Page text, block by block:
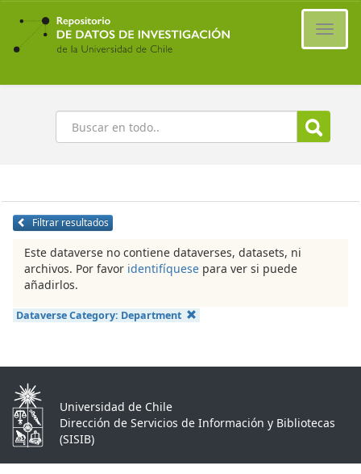
Ir
contenido
principal
Buscar
Filtrar resultados
Este dataverse no contiene dataverses, datasets, ni
archivos. Por favor identifíquese para ver si puede
añadirlos.
Dataverse Category: Department
Universidad de Chile
Dirección de Servicios de Información y Bibliotecas
(SISIB)